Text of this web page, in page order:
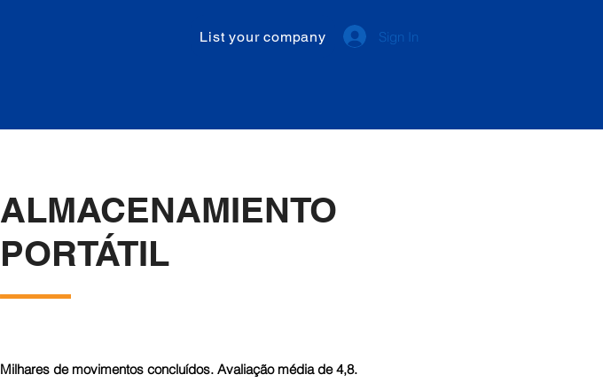
List your company Sign In
ALMACENAMIENTO
PORTÁTIL
Milhares de movimentos concluídos. Avaliação média de 4,8.